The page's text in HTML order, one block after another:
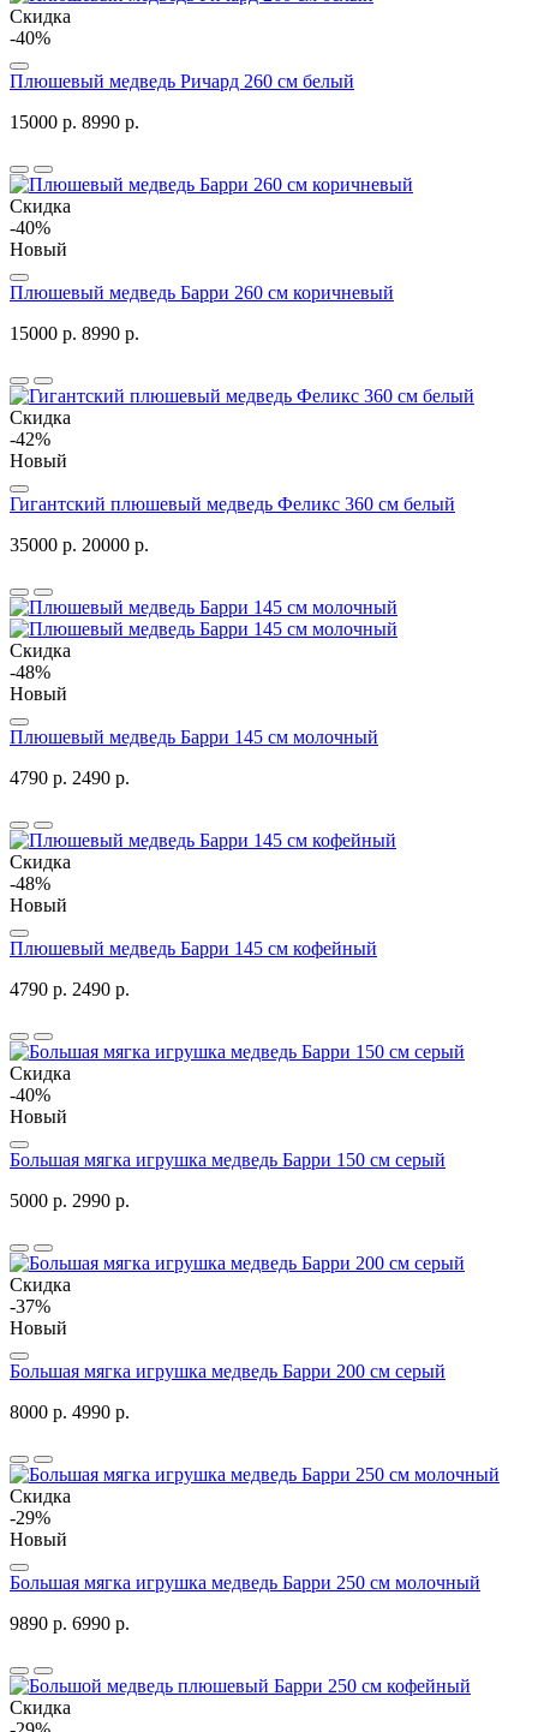
Скидка
-40%
Плюшевый медведь Ричард 260 см белый
15000 р. 8990 р.
Скидка
-40%
Новый
Плюшевый медведь Барри 260 см коричневый
15000 р. 8990 р.
Скидка
-42%
Новый
Гигантский плюшевый медведь Феликс 360 см белый
35000 р. 20000 р.
Скидка
-48%
Новый
Плюшевый медведь Барри 145 см молочный
4790 р. 2490 р.
Скидка
-48%
Новый
Плюшевый медведь Барри 145 см кофейный
4790 р. 2490 р.
Скидка
-40%
Новый
Большая мягка игрушка медведь Барри 150 см серый
5000 р. 2990 р.
Скидка
-37%
Новый
Большая мягка игрушка медведь Барри 200 см серый
8000 р. 4990 р.
Скидка
-29%
Новый
Большая мягка игрушка медведь Барри 250 см молочный
9890 р. 6990 р.
Скидка